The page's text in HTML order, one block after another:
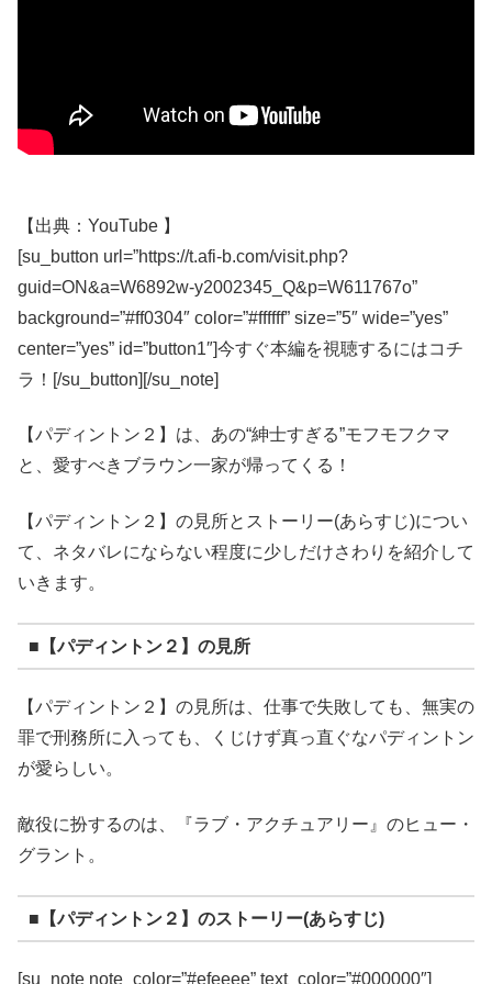
【出典：YouTube 】
[su_button url=”https://t.afi-b.com/visit.php?
guid=ON&a=W6892w-y2002345_Q&p=W611767o”
background=”#ff0304″ color=”#ffffff” size=”5″ wide=”yes”
center=”yes” id=”button1″]今すぐ本編を視聴するにはコチ
ラ！[/su_button][/su_note]
【パディントン２】は、あの“紳士すぎる”モフモフクマ
と、愛すべきブラウン一家が帰ってくる！
【パディントン２】の見所とストーリー(あらすじ)につい
て、ネタバレにならない程度に少しだけさわりを紹介して
いきます。
■【パディントン２】の見所
【パディントン２】の見所は、仕事で失敗しても、無実の
罪で刑務所に入っても、くじけず真っ直ぐなパディントン
が愛らしい。
敵役に扮するのは、『ラブ・アクチュアリー』のヒュー・
グラント。
■【パディントン２】のストーリー(あらすじ)
[su_note note_color=”#efeeee” text_color=”#000000″]